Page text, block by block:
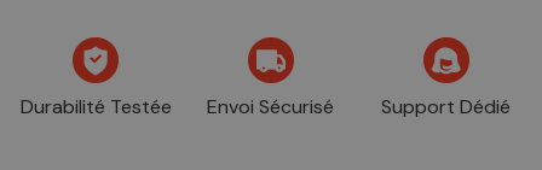
Durabilité Testée Envoi Sécurisé Support Dédié